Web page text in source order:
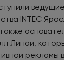
INTEC
Липай,
рекламы